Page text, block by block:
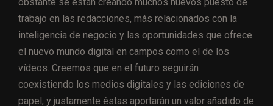
trabajo en las redacciones, más relacionados con la
inteligencia de negocio y las oportunidades que ofrece
el nuevo mundo digital en campos como el de los
vídeos. Creemos que en el futuro seguirán
coexistiendo los medios digitales y las ediciones de
papel, y justamente éstas aportarán un valor añadido de